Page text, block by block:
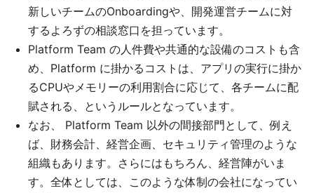
新しいチームのOnboardingや、開発運営チームに対
するよろずの相談窓口を担っています。
Platform Team の人件費や共通的な設備のコストも含
め、Platform に掛かるコストは、アプリの実行に掛か
るCPUやメモリーの利用割合に応じて、各チームに配
賦される、というルールとなっています。
なお、 Platform Team 以外の間接部門として、例え
ば、財務会計、経営企画、セキュリティ管理のような
組織もあります。さらにはもちろん、経営陣がいま
す。全体としては、このような体制の会社になってい